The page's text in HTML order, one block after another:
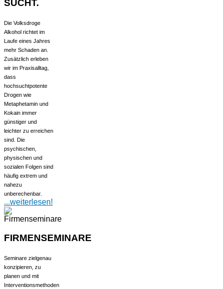
SUCHT.
Die Volksdroge
Alkohol richtet im
Laufe eines Jahres
mehr Schaden an.
Zusätzlich erleben
wir im Praxisalltag,
dass
hochsuchtpotente
Drogen wie
Metaphetamin und
Kokain immer
günstiger und
leichter zu erreichen
sind. Die
psychischen,
physischen und
sozialen Folgen sind
häufig extrem und
nahezu
unberechenbar.
...weiterlesen!
FIRMENSEMINARE
Seminare zielgenau
konzipieren, zu
planen und mit
Interventionsmethoden